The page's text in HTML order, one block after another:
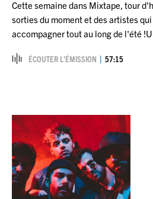
Cette semaine dans Mixtape, tour
sorties du moment et des artistes
accompagner tout au long de l'été
ÉCOUTER L’ÉMISSION 57:15